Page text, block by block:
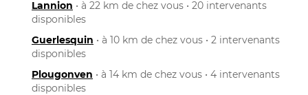
Lannion • à 22 km de chez vous • 20 intervenants
disponibles
Guerlesquin • à 10 km de chez vous • 2 intervenants
disponibles
Plougonven • à 14 km de chez vous • 4 intervenants
disponibles